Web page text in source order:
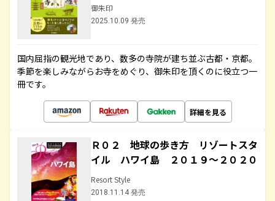
御朱印
2025.10.09 発売
国内屈指の観光地であり、数多の寺院が建ち並ぶ古都・京都。
季節を楽しみながらお寺をめぐり、御朱印を頂くのに役立つ一
冊です。
詳細を見る
Ｒ０２ 地球の歩き方 リゾートスタ
イル ハワイ島 ２０１９～２０２０
Resort Style
2018.11.14 発売